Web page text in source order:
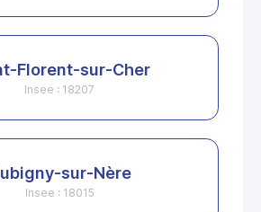
Florent-sur-Cher
Insee : 18207
sur-Nère
Insee : 18015